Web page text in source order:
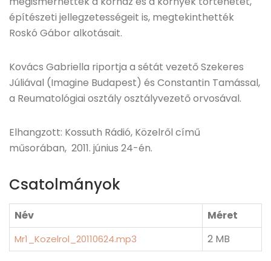
építészeti jellegzetességeit is, megtekinthették
Roskó Gábor alkotásait.
Kovács Gabriella riportja a sétát vezető Szekeres
Júliával (Imagine Budapest) és Constantin Tamással,
a Reumatológiai osztály osztályvezető orvosával.
Elhangzott: Kossuth Rádió, Közelről című
műsorában, 2011. június 24-én.
Csatolmányok
Név Méret
Mr1_Kozelrol_20110624.mp3 2 MB